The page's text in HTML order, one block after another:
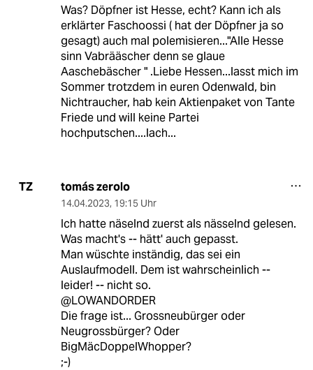
Was? Döpfner ist Hesse, echt? Kann ich als
erklärter Faschoossi ( hat der Döpfner ja so
gesagt) auch mal polemisieren..."Alle Hesse
sinn Vabrääscher denn se glaue
Aaschebäscher " .Liebe Hessen...lasst mich im
Sommer trotzdem in euren Odenwald, bin
Nichtraucher, hab kein Aktienpaket von Tante
Friede und will keine Partei
hochputschen....lach...
TZ tomás zerolo
14.04.2023, 19:15 Uhr
Ich hatte näselnd zuerst als nässelnd gelesen.
Was macht's -- hätt' auch gepasst.
Man wüschte inständig, das sei ein
Auslaufmodell. Dem ist wahrscheinlich --
leider! -- nicht so.
@LOWANDORDER
Die frage ist... Grossneubürger oder
Neugrossbürger? Oder
BigMäcDoppelWhopper?
;-)